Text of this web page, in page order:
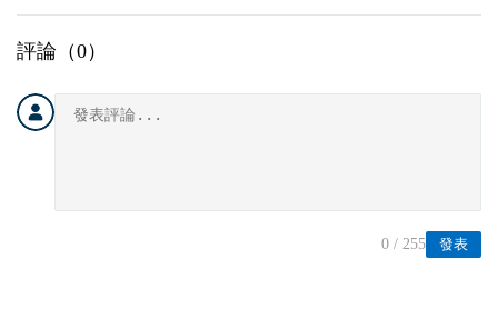
評論（0）
發表
0 / 255